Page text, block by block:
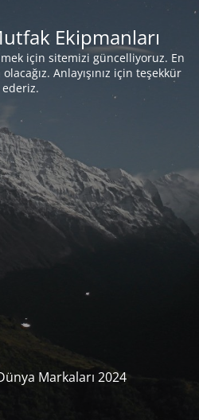
Ekipmanları
için sitemizi güncelliyoruz. En
Anlayışınız için teşekkür
ederiz.
Markaları 2024